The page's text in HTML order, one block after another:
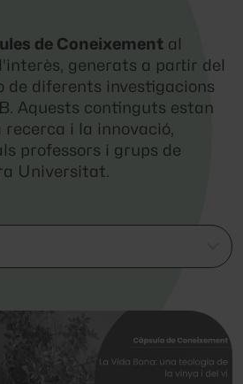
de Coneixement al
generats a partir del
de diferents investigacions
Aquests continguts estan
i la innovació,
professors i grups de
Universitat.